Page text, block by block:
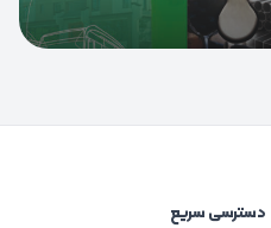
دسترسی سریع